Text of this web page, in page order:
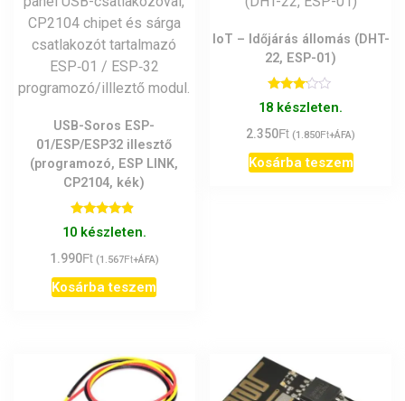
USB-Soros ESP-
01/ESP/ESP32 illesztő
(programozó, ESP LINK,
CP2104, kék)
Értékelés:
4.67
10 készleten.
1.990Ft (1.567Ft+ÁFA)
Kosárba teszem
IoT – Időjárás állomás (DHT-
22, ESP-01)
Értékelés:
3.00
18 készleten.
2.350Ft (1.850Ft+ÁFA)
Kosárba teszem